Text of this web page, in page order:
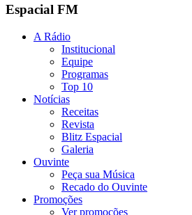
Espacial FM
A Rádio
Institucional
Equipe
Programas
Top 10
Notícias
Receitas
Revista
Blitz Espacial
Galeria
Ouvinte
Peça sua Música
Recado do Ouvinte
Promoções
Ver promoções